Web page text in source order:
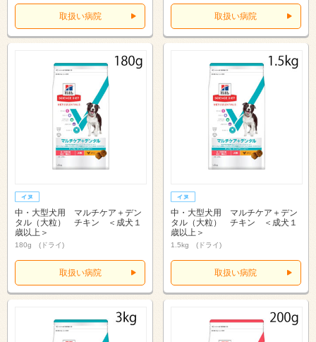
取扱い病院 取扱い病院
中・大型犬用 マルチケア＋デン
タル（大粒） チキン ＜成犬１
歳以上＞
180g (ドライ)
取扱い病院
中・大型犬用 マルチケア＋デン
タル（大粒） チキン ＜成犬１
歳以上＞
1.5kg (ドライ)
取扱い病院